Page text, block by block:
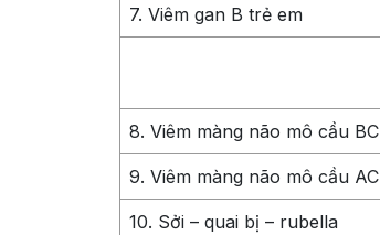
7. Viêm gan B trẻ em
8. Viêm màng não mô cầu BC
9. Viêm màng não mô cầu AC
10. Sởi – quai bị – rubella